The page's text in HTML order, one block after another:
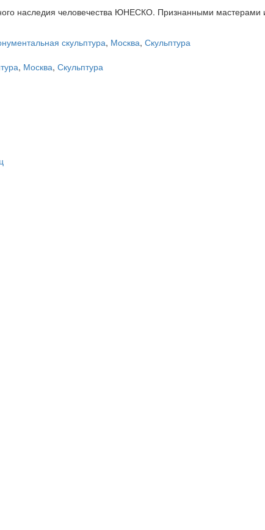
наследия человечества ЮНЕСКО. Признанными мастерами
скульптура, Москва, Скульптура
, Москва, Скульптура